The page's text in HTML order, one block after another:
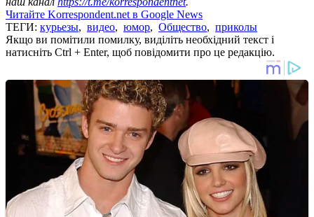
Читайте Korrespondent.net в Google News
ТЕГИ: курьезы, видео, юмор, Общество, приколы
Якщо ви помітили помилку, виділіть необхідний текст і
натисніть Ctrl + Enter, щоб повідомити про це редакцію.